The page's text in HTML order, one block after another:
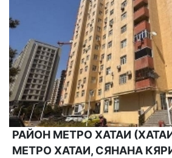
РАЙОН МЕТРО ХАТАИ
МЕТРО ХАТАИ, СЯНАНА